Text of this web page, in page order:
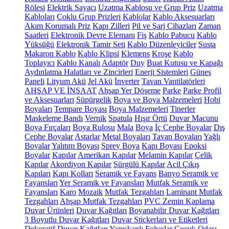
Rölesi Elektrik Sayacı Uzatma Kablosu ve Grup Priz Uzatma
Kabloları Çoklu Grup Prizleri Kablolar Kablo Aksesuarları
Akım Korumalı Priz Kapı Zilleri Pil ve Şarj Cihazları Zaman
Saatleri Elektronik Devre Elemanı Fiş Kablo Pabucu Kablo
Yüksüğü Elektronik Tamir Seti Kablo Düzenleyiciler Susta
Makaron Kablo Kablo Klipsi Klemens Kroşe Kablo
Toplayıcı Kablo Kanalı Adaptör Duy Buat Kutusu ve Kapağı
Aydınlatma Halatları ve Zincirleri Enerji Sistemleri Güneş
Paneli Lityum Akü Jel Akü İnverter Tavan Vantilatörleri
AHŞAP VE İNŞAAT Ahşap Yer Döşeme Parke Parke Profil
ve Aksesuarları Süpürgelik Boya ve Boya Malzemeleri Hobi
Boyaları Tempare Boyası Boya Malzemeleri Tinerler
Maskeleme Bandı Vernik Spatula Hışır Örtü Duvar Macunu
Boya Fırçaları Boya Rulosu Mala Boya İç Cephe Boyalar Dış
Cephe Boyalar Astarlar Metal Boyaları Tavan Boyaları Yağlı
BoyalarYalıtım Boyası Sprey Boya Kapı Boyası Epoksi
Boyalar Kapılar Amerikan Kapılar Melamin Kapılar Çelik
Kapılar Akordiyon Kapılar Sürgülü Kapılar Acil Çıkış
Kapıları Kapı Kolları Seramik ve Fayans Banyo Seramik ve
Fayansları Yer Seramik ve Fayansları Mutfak Seramik ve
Fayansları Karo Mozaik Mutfak Tezgahları Laminant Mutfak
Tezgahları Ahşap Mutfak Tezgahları PVC Zemin Kaplama
Duvar Ürünleri Duvar Kağıtları Boyanabilir Duvar Kağıtları
3 Boyutlu Duvar Kağıtları Duvar Stickerları ve Etiketleri